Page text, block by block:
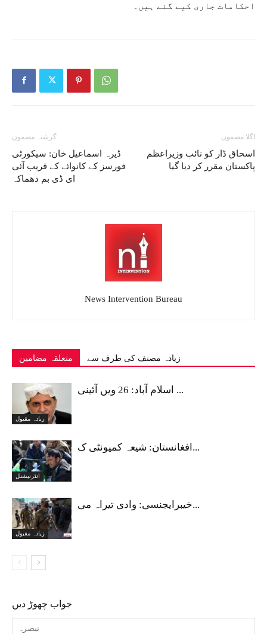
احکامات جاری کیے گئے ہیں۔
گزشتہ مضمون
ڈیرہ اسماعیل خان: سیکورٹی
فورسز کے کانوائے کے قریب آئی
ای ڈی بم دھماکہ
اگلا مضمون
اسحاق ڈار کو نائب وزیراعظم
پاکستان مقرر کر دیا گیا
News Intervention Bureau
متعلقہ مضامین زیادہ مصنف کی طرف سے
زیادہ مقبول
اسلام آباد: 26 ویں آئینی ...
انٹرنیشنل
افغانستان: شیعہ کمیونٹی ک...
زیادہ مقبول
خیبرایجنسی: وادی تیراہ می...
جواب چھوڑ دیں